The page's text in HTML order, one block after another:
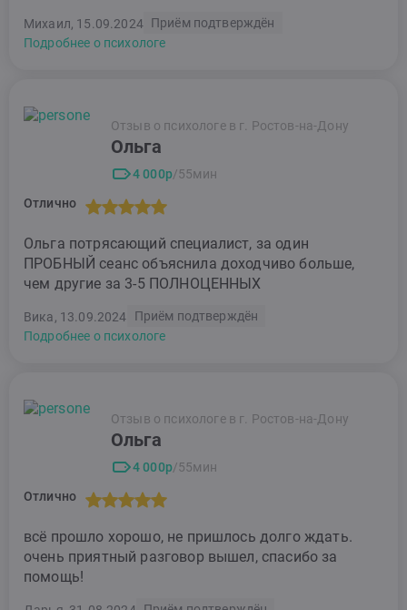
Михаил, 15.09.2024 Приём подтверждён
Подробнее о психологе
Отзыв о психологе в г. Ростов-на-Дону
Ольга
4 000р/55мин
Отлично
Ольга потрясающий специалист, за один
ПРОБНЫЙ сеанс объяснила доходчиво больше,
чем другие за 3-5 ПОЛНОЦЕННЫХ
Вика, 13.09.2024
Приём подтверждён
Подробнее о психологе
Отзыв о психологе в г. Ростов-на-Дону
Ольга
4 000р/55мин
Отлично
всё прошло хорошо, не пришлось долго ждать.
очень приятный разговор вышел, спасибо за
помощь!